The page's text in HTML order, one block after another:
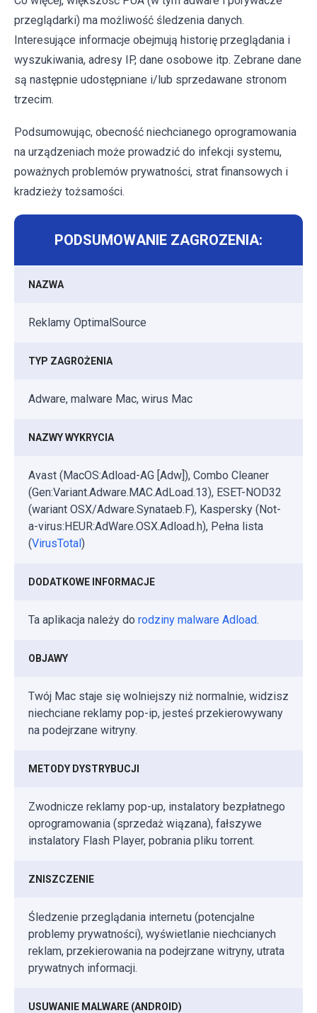
przeglądarki) ma możliwość śledzenia danych.
Interesujące informacje obejmują historię przeglądania i
wyszukiwania, adresy IP, dane osobowe itp. Zebrane dane
są następnie udostępniane i/lub sprzedawane stronom
trzecim.
Podsumowując, obecność niechcianego oprogramowania
na urządzeniach może prowadzić do infekcji systemu,
poważnych problemów prywatności, strat finansowych i
kradzieży tożsamości.
PODSUMOWANIE ZAGROZENIA:
NAZWA
Reklamy OptimalSource
TYP ZAGROŻENIA
Adware, malware Mac, wirus Mac
NAZWY WYKRYCIA
Avast (MacOS:Adload-AG [Adw]), Combo Cleaner
(Gen:Variant.Adware.MAC.AdLoad.13), ESET-NOD32
(wariant OSX/Adware.Synataeb.F), Kaspersky (Not-
a-virus:HEUR:AdWare.OSX.Adload.h), Pełna lista
(VirusTotal)
DODATKOWE INFORMACJE
Ta aplikacja należy do rodziny malware Adload.
OBJAWY
Twój Mac staje się wolniejszy niż normalnie, widzisz
niechciane reklamy pop-ip, jesteś przekierowywany
na podejrzane witryny.
METODY DYSTRYBUCJI
Zwodnicze reklamy pop-up, instalatory bezpłatnego
oprogramowania (sprzedaż wiązana), fałszywe
instalatory Flash Player, pobrania pliku torrent.
ZNISZCZENIE
Śledzenie przeglądania internetu (potencjalne
problemy prywatności), wyświetlanie niechcianych
reklam, przekierowania na podejrzane witryny, utrata
prywatnych informacji.
USUWANIE MALWARE (ANDROID)